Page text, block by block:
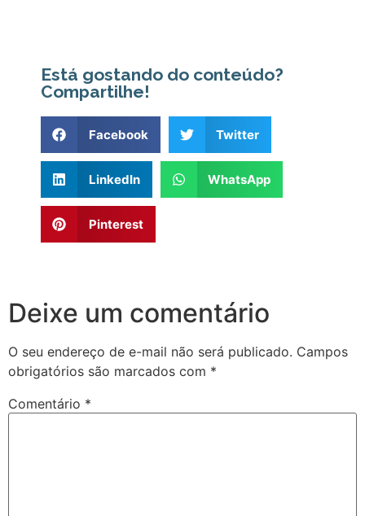
Está gostando do conteúdo?
Compartilhe!
Facebook Twitter
LinkedIn WhatsApp
Pinterest
Deixe um comentário
O seu endereço de e-mail não será publicado. Campos
obrigatórios são marcados com *
Comentário *